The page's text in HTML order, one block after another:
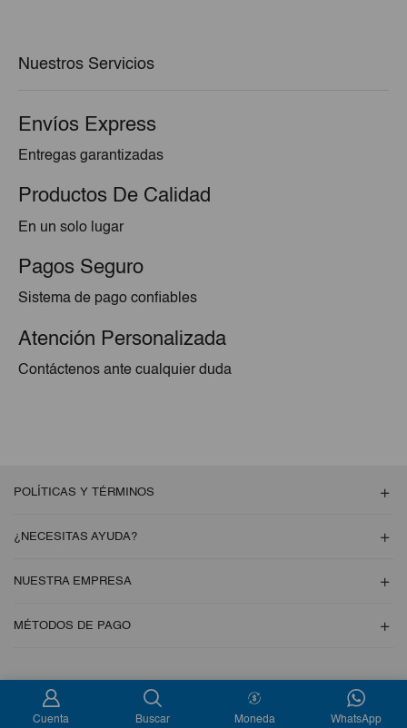
Nuestros Servicios
Envíos Express
Entregas garantizadas
Productos De Calidad
En un solo lugar
Pagos Seguro
Sistema de pago confiables
Atención Personalizada
Contáctenos ante cualquier duda
POLÍTICAS Y TÉRMINOS
¿NECESITAS AYUDA?
NUESTRA EMPRESA
MÉTODOS DE PAGO
Copyright © 2026 Esencial Pack. Todos los derechos reservados
Cuenta Buscar Moneda WhatsApp